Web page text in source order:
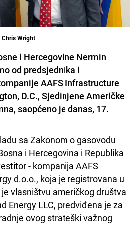
Chris Wright
i Hercegovine Nermin
od predsjednika i
AAFS Infrastructure
D.C., Sjedinjene Američke
saopćeno je danas, 17.
sa Zakonom o gasovodu
i Hercegovina i Republika
- kompanija AAFS
d.o.o., koja je registrovana u
vlasništvu američkog društva
Energy LLC, predviđena je za
ovog strateški važnog